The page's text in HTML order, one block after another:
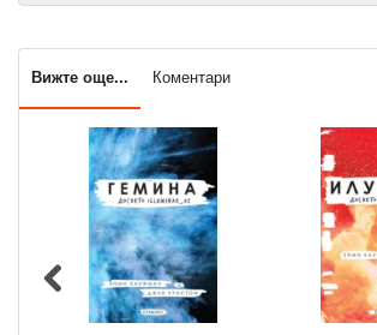
Вижте още... Коментари